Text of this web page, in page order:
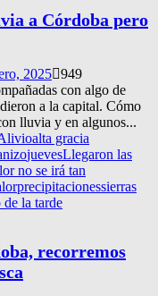
a Córdoba pero
2025 949
con algo de
a la capital. Cómo
lluvia y en algunos...
alta gracia
juevesLlegaron las
no se irá tan
precipitacionessierras
de la tarde
recorremos